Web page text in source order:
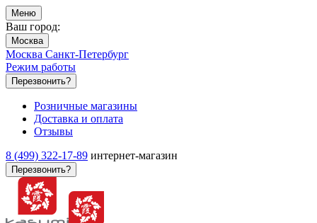
Меню
Ваш город:
Москва
Москва Санкт-Петербург
Режим работы
Перезвонить?
Розничные магазины
Доставка и оплата
Отзывы
8 (499) 322-17-89 интернет-магазин
Перезвонить?